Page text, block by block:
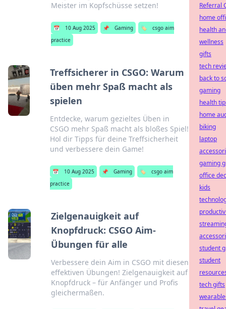
Meister im Kopfschüsse setzen!
📅 10 Aug 2025 📌 Gaming 🏷️
csgo aim
practice
Treffsicherer in CSGO: Warum
üben mehr Spaß macht als
spielen
Entdecke, warum gezieltes Üben in
CSGO mehr Spaß macht als bloßes Spiel!
Hol dir Tipps für deine Treffsicherheit
und verbessere dein Game!
📅 10 Aug 2025 📌 Gaming 🏷️
csgo aim
practice
Zielgenauigkeit auf
Knopfdruck: CSGO Aim-
Übungen für alle
Verbessere dein Aim in CSGO mit diesen
effektiven Übungen! Zielgenauigkeit auf
Knopfdruck – für Anfänger und Profis
gleichermaßen.
Referral
home
health
wellness
gifts
tech
back to
gaming
health
home
biking
laptop
gaming
office
kids
student
student
tech gifts